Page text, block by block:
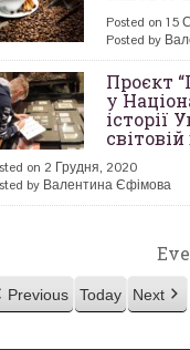
Posted on 15
Posted by
Проєкт
у
історії
світовій
on 2 Грудня, 2020
by Валентина Єфімова
Previous Today Next